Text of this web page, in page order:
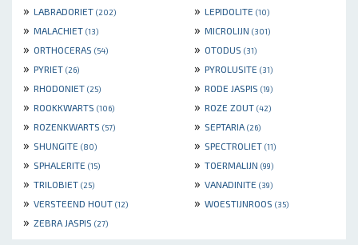
» LABRADORIET (202) » LEPIDOLITE (10)
» MALACHIET (13) » MICROLIJN (301)
» ORTHOCERAS (54) » OTODUS (31)
» PYRIET (26) » PYROLUSITE (31)
» RHODONIET (25) » RODE JASPIS (19)
» ROOKKWARTS (106) » ROZE ZOUT (42)
» ROZENKWARTS (57) » SEPTARIA (26)
» SHUNGITE (80) » SPECTROLIET (11)
» SPHALERITE (15) » TOERMALIJN (99)
» TRILOBIET (25) » VANADINITE (39)
» VERSTEEND HOUT (12) » WOESTIJNROOS (35)
» ZEBRA JASPIS (27)